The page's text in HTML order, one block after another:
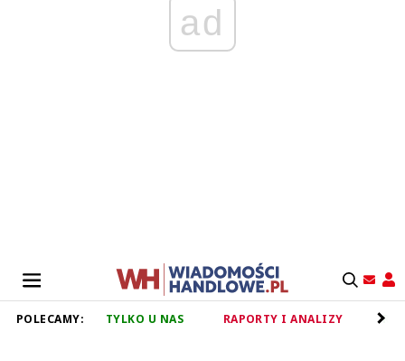
ad
POLECAMY: TYLKO U NAS RAPORTY I ANALIZY